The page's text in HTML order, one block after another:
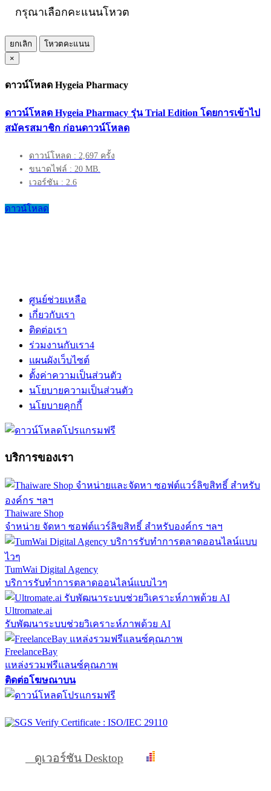
กรุณาเลือกคะแนนโหวต
ยกเลิก
โหวตคะแนน
×
ดาวน์โหลด Hygeia Pharmacy
ดาวน์โหลด Hygeia Pharmacy รุ่น Trial Edition โดยการเข้าไป
สมัครสมาชิก ก่อนดาวน์โหลด
ดาวน์โหลด : 2,697 ครั้ง
ขนาดไฟล์ : 20 MB.
เวอร์ชัน : 2.6
ดาวน์โหลด
ศูนย์ช่วยเหลือ
เกี่ยวกับเรา
ติดต่อเรา
ร่วมงานกับเรา4
แผนผังเว็บไซต์
ตั้งค่าความเป็นส่วนตัว
นโยบายความเป็นส่วนตัว
นโยบายคุกกี้
บริการของเรา
Thaiware Shop
จำหน่าย จัดหา ซอฟต์แวร์ลิขสิทธิ์ สำหรับองค์กร ฯลฯ
TumWai Digital Agency
บริการรับทำการตลาดออนไลน์แบบไวๆ
Ultromate.ai
รับพัฒนาระบบช่วยวิเคราะห์ภาพด้วย AI
FreelanceBay
แหล่งรวมฟรีแลนซ์คุณภาพ
ติดต่อโฆษณาบน
ดูเวอร์ชัน Desktop